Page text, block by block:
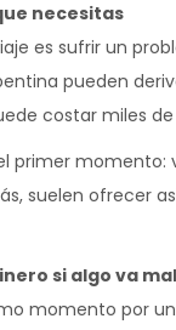
necesitas
es sufrir un
pueden
costar miles de
primer momento:
suelen ofrecer
si algo va mal
momento por